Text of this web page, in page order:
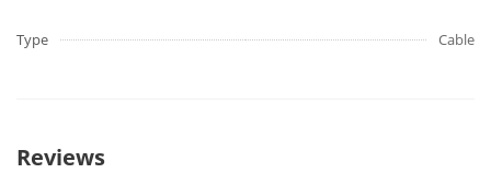
Type Cable
Reviews